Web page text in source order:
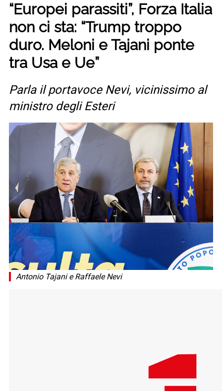
“Europei parassiti”, Forza Italia
non ci sta: “Trump troppo
duro. Meloni e Tajani ponte
tra Usa e Ue”
Parla il portavoce Nevi, vicinissimo al
ministro degli Esteri
Antonio Tajani e Raffaele Nevi